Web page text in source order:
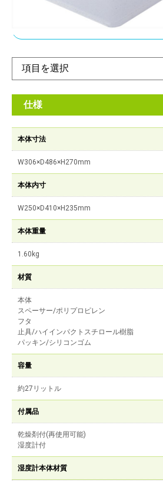
オンラインショップ
仕様
本体寸法
W306×D486×H270mm
本体内寸
W250×D410×H235mm
本体重量
1.60kg
材質
本体
スペーサー/ポリプロピレン
フタ
止具/ハイインパクトスチロール樹脂
パッキン/シリコンゴム
容量
約27リットル
付属品
乾燥剤付(再使用可能)
湿度計付
湿度計本体材質